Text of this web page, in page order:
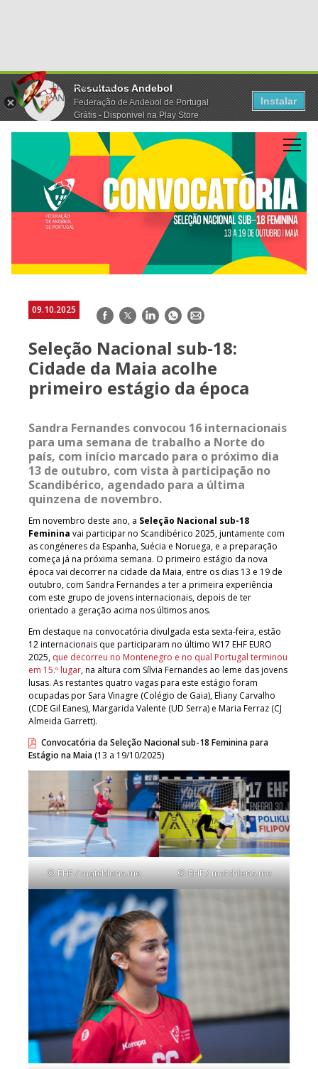
Resultados Andebol
Federação de Andebol de Portugal
Grátis - Disponivel na Play Store
Instalar
09.10.2025 Facebook
TwitterLinkedInWhatsApp
E-
Seleção Nacional sub-18:
Cidade da Maia acolhe
primeiro estágio da época
Sandra Fernandes convocou 16 internacionais
para uma semana de trabalho a Norte do
país, com início marcado para o próximo dia
13 de outubro, com vista à participação no
Scandibérico, agendado para a última
quinzena de novembro.
Em novembro deste ano, a Seleção Nacional sub-18
Feminina vai participar no Scandibérico 2025, juntamente com
as congéneres da Espanha, Suécia e Noruega, e a preparação
começa já na próxima semana. O primeiro estágio da nova
época vai decorrer na cidade da Maia, entre os dias 13 e 19 de
outubro, com Sandra Fernandes a ter a primeira experiência
com este grupo de jovens internacionais, depois de ter
orientado a geração acima nos últimos anos.
Em destaque na convocatória divulgada esta sexta-feira, estão
12 internacionais que participaram no último W17 EHF EURO
2025, que decorreu no Montenegro e no qual Portugal terminou
em 15.º lugar, na altura com Sílvia Fernandes ao leme das jovens
lusas. As restantes quatro vagas para este estágio foram
ocupadas por Sara Vinagre (Colégio de Gaia), Eliany Carvalho
(CDE Gil Eanes), Margarida Valente (UD Serra) e Maria Ferraz (CJ
Almeida Garrett).
Convocatória da Seleção Nacional sub-18 Feminina para
Estágio na Maia (13 a 19/10/2025)
© EHF / matchlens.me © EHF / matchlens.me